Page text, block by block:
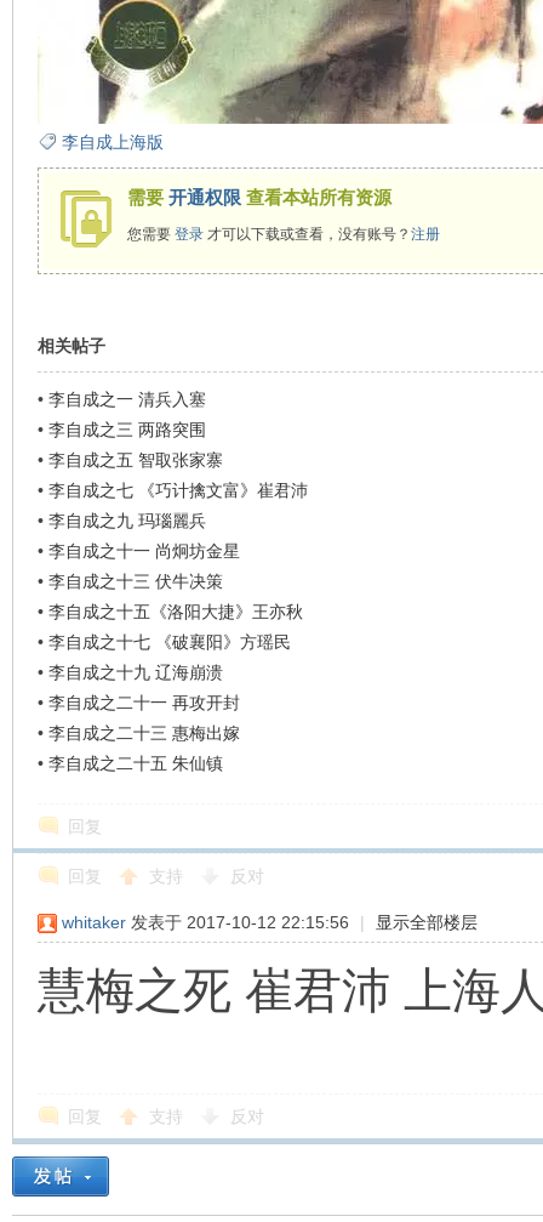
李自成上海版
需要 开通权限 查看本站所有资源
您需要 登录才可以下载或查看，没有账号？ 注册
相关帖子
• 李自成之一 清兵入塞
• 李自成之三 两路突围
• 李自成之五 智取张家寨
• 李自成之七 《巧计擒文富》崔君沛
• 李自成之九 玛瑙麗兵
• 李自成之十一 尚炯坊金星
• 李自成之十三 伏牛决策
• 李自成之十五《洛阳大捷》王亦秋
• 李自成之十七 《破襄阳》方瑶民
• 李自成之十九 辽海崩溃
• 李自成之二十一 再攻开封
• 李自成之二十三 惠梅出嫁
• 李自成之二十五 朱仙镇
回复
回复 支持 反对
whitaker 发表于 2017-10-12 22:15:56 | 显示全部楼层
慧梅之死 崔君沛 上海
回复 支持 反对